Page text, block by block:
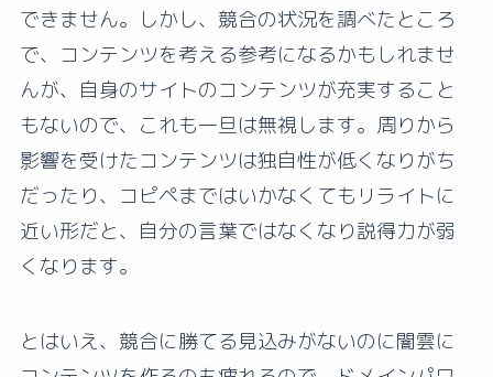
できません。しかし、競合の状況を調べたところ
で、コンテンツを考える参考になるかもしれませ
んが、自身のサイトのコンテンツが充実すること
もないので、これも一旦は無視します。周りから
影響を受けたコンテンツは独自性が低くなりがち
だったり、コピペまではいかなくてもリライトに
近い形だと、自分の言葉ではなくなり説得力が弱
くなります。
とはいえ、競合に勝てる見込みがないのに闇雲に